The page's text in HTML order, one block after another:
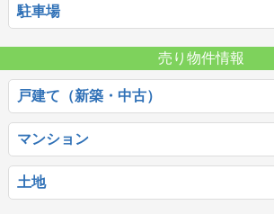
駐車場
売り物件情報
戸建て（新築・中古）
マンション
土地